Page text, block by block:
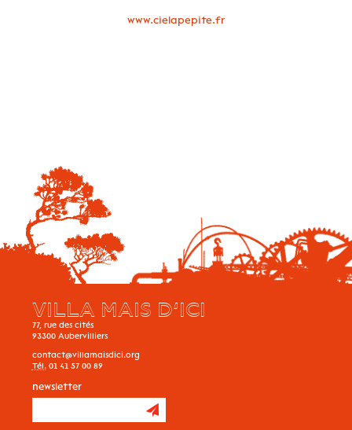
www.cielapepite.fr
newsletter
VILLA MAIS D’ICI
77, rue des cités
93300 Aubervilliers
contact@villamaisdici.org
Tél. 01 41 57 00 89